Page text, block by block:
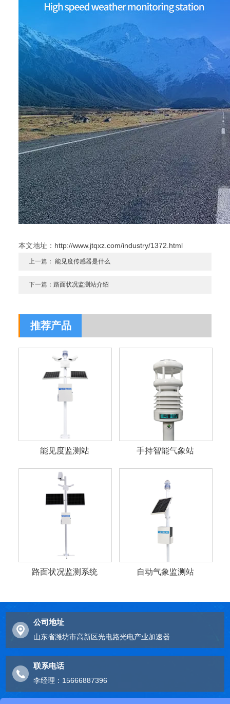
本文地址： http://www.jtqxz.com/industry/1372.html
上一篇：能见度传感器是什么
下一篇：路面状况监测站介绍
推荐产品
能见度监测站 手持智能气象站
路面状况监测系统 自动气象监测站
公司地址
山东省潍坊市高新区光电路光电产业加速器
联系电话
李经理：15666887396